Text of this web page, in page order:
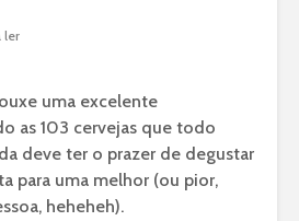
ler
uma excelente
as 103 cervejas que todo
deve ter o prazer de degustar
para uma melhor (ou pior,
heheheh).